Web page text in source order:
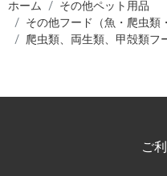
ホーム
その他ペット用品
その他フード（魚・爬虫類
爬虫類、両生類、甲殻類フ
ご